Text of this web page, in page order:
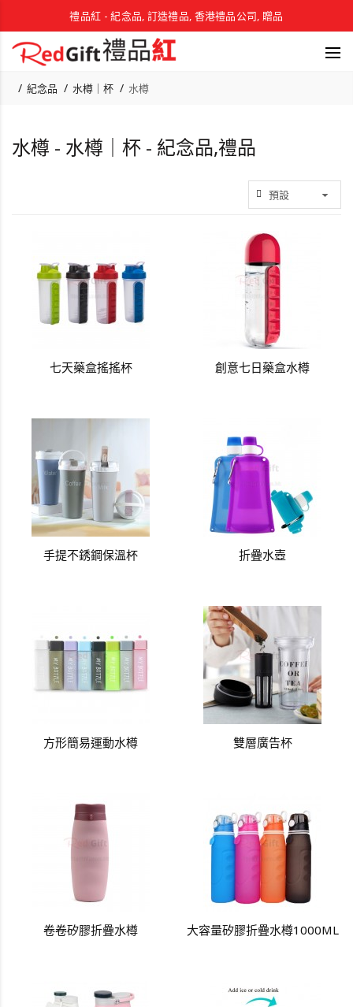
禮品紅 - 紀念品, 訂造禮品, 香港禮品公司, 贈品
紀念品 水樽｜杯 水樽
水樽 - 水樽｜杯 - 紀念品,禮品
七天藥盒搖搖杯 創意七日藥盒水樽
手提不銹鋼保溫杯 折疊水壺
方形簡易運動水樽 雙層廣告杯
卷卷矽膠折疊水樽 大容量矽膠折疊水樽1000ML